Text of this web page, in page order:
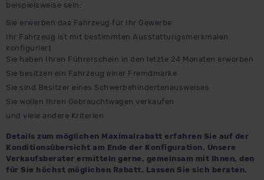
Datenschutzerklärung
beispielsweise sein:
Sie erwerben das Fahrzeug für Ihr Gewerbe
Ihr Fahrzeug ist mit bestimmten Ausstattungsmerkmalen
konfiguriert
Sie haben Ihren Führerschein in den letzte 24 Monaten erworben
Sie besitzen ein Fahrzeug einer Fremdmarke
Sie sind Besitzer eines Schwerbehindertenausweises
Sie wollen Ihren Gebrauchtwagen verkaufen
und viele andere Kriterien
Details zum möglichen Maximalrabatt erfahren Sie auf der
Konditionsübersicht am Ende der Konfiguration. Unsere
Verkaufsberater ermitteln gerne, gemeinsam mit Ihnen, den
für Sie höchst möglichen Rabatt. Lassen Sie sich beraten.